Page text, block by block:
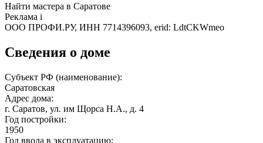
Найти мастера в Саратове
Реклама i
ООО ПРОФИ.РУ, ИНН 7714396093, erid: LdtCKWmeo
Сведения о доме
Субъект РФ (наименование):
Саратовская
Адрес дома:
г. Саратов, ул. им Щорса Н.А., д. 4
Год постройки:
1950
Год ввода в эксплуатацию: